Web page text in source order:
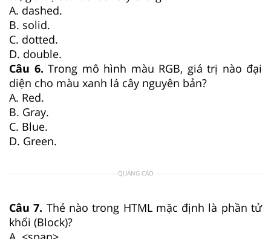
A. dashed.
B. solid.
C. dotted.
D. double.
Câu 6. Trong mô hình màu RGB, giá trị nào đại
diện cho màu xanh lá cây nguyên bản?
A. Red.
B. Gray.
C. Blue.
D. Green.
QUẢNG CÁO
Câu 7. Thẻ nào trong HTML mặc định là phần tử
khối (Block)?